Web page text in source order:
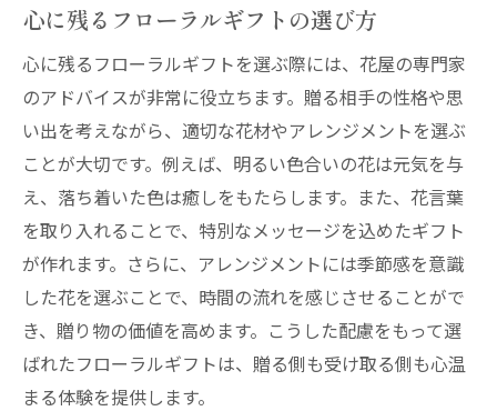
花屋のオリジナルスタイルが光るギフト
個性的なデザインで記念日を特別に
遠方の人にも花屋の特別な贈り物を届ける
遠く離れた人への心を込めたギフト配送
オンラインで手軽に遠方へのギフト選び
花屋のギフトが距離を超えて伝える思い
遠方の相手に感動を届けるフローラルギフ
ト
遠方でも安心して贈れる配送サービス
花屋のギフトでつながる遠距離の関係
花屋のフローラルギフトで日常に彩りを
心に残るフローラルギフトの選び方
心に残るフローラルギフトを選ぶ際には、花屋の専門家
のアドバイスが非常に役立ちます。贈る相手の性格や思
い出を考えながら、適切な花材やアレンジメントを選ぶ
ことが大切です。例えば、明るい色合いの花は元気を与
え、落ち着いた色は癒しをもたらします。また、花言葉
を取り入れることで、特別なメッセージを込めたギフト
が作れます。さらに、アレンジメントには季節感を意識
した花を選ぶことで、時間の流れを感じさせることがで
き、贈り物の価値を高めます。こうした配慮をもって選
ばれたフローラルギフトは、贈る側も受け取る側も心温
まる体験を提供します。